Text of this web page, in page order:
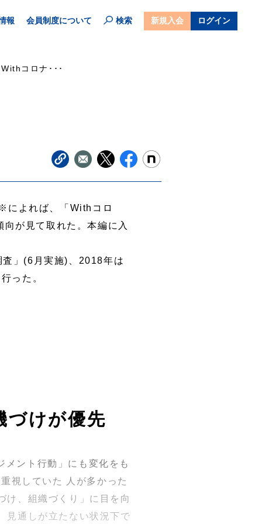
報 会員制度について 検索 新規入会 ログイン
コロナ･･･
によれば、「Withコロ
が見て取れた。本編に入
」(6月実施)、2018年は
った。
づけが優先
メント行動」にも変化をも
視していた 人が多かった
け、組織づくり」に目を向
見通しが立たない状況下で